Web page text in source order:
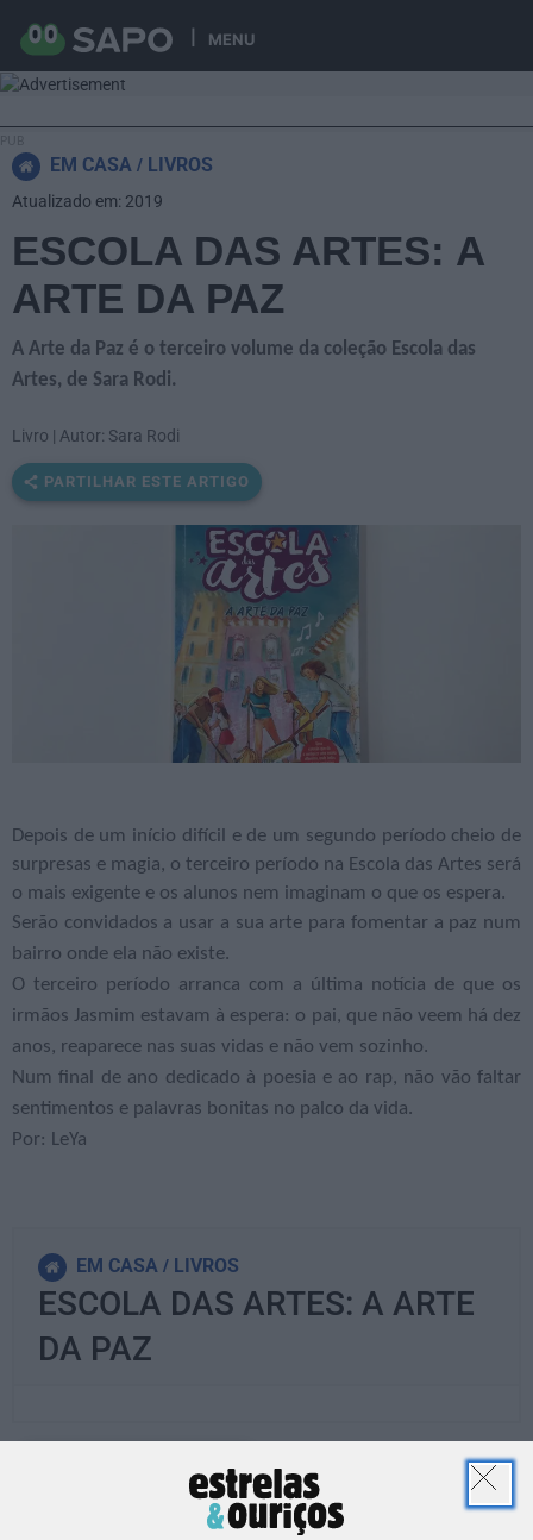
MENU
EM CASA LIVROS
ESCOLA DAS ARTES: A
ARTE DA PAZ
A Arte da Paz é o terceiro volume da coleção Escola das
Artes, de Sara Rodi.
Livro | Autor: Sara Rodi
PARTILHAR ESTE ARTIGO
Depois de um início difícil e de um segundo período cheio de
surpresas e magia, o terceiro período na Escola das Artes será
o mais exigente e os alunos nem imaginam o que os espera.
Serão convidados a usar a sua arte para fomentar a paz num
bairro onde ela não existe.
O terceiro período arranca com a última notícia de que os
irmãos Jasmim estavam à espera: o pai, que não veem há dez
anos, reaparece nas suas vidas e não vem sozinho.
Num final de ano dedicado à poesia e ao rap, não vão faltar
sentimentos e palavras bonitas no palco da vida.
Por: LeYa
EM CASA LIVROS
ESCOLA DAS ARTES: A ARTE
DA PAZ
Atualizado em: 2019